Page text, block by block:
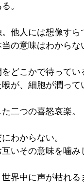
。
他人には想像すら
の意味はわからな
どこかで待ってい
が、細胞が潤って
二つの喜怒哀楽。
わからない。
いその意味を噛み
界中に声が枯れる